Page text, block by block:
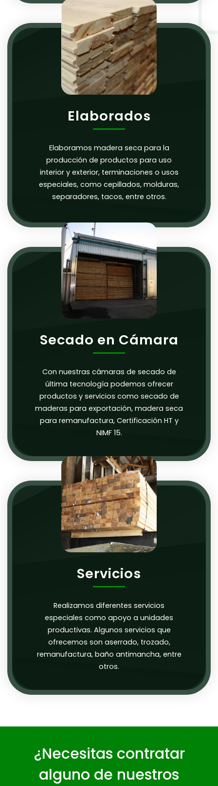
Elaborados
Elaboramos madera seca para la
producción de productos para uso
interior y exterior, terminaciones o usos
especiales, como cepillados, molduras,
separadores, tacos, entre otros.
Secado en Cámara
Con nuestras cámaras de secado de
última tecnología podemos ofrecer
productos y servicios como secado de
maderas para exportación, madera seca
para remanufactura, Certificación HT y
NIMF 15.
Servicios
Realizamos diferentes servicios
especiales como apoyo a unidades
productivas. Algunos servicios que
ofrecemos son aserrado, trozado,
remanufactura, baño antimancha, entre
otros.
¿Necesitas contratar
alguno de nuestros